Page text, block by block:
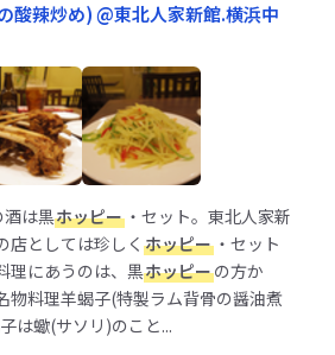
酸辣炒め) @東北人家新館.横浜中
酒は黒ホッピー・セット。東北人家新
店としては珍しく ホッピー・セット
理にあうのは、黒ホッピーの方か
物料理羊蝎子(特製ラム背骨の醤油煮
は蠍(サソリ)のこと...